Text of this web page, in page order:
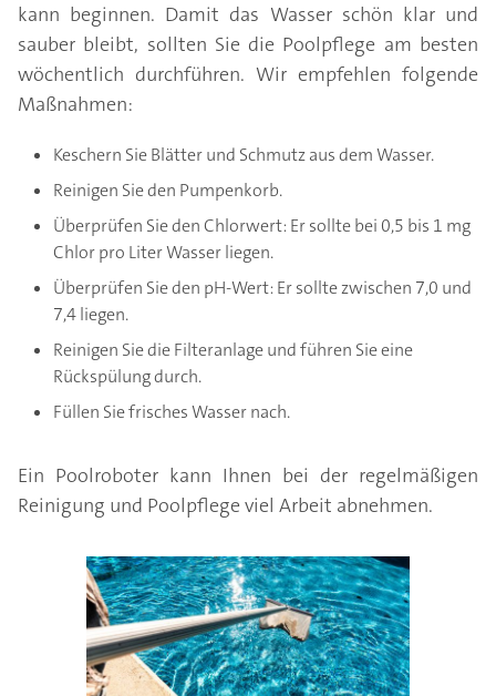
kann beginnen. Damit das Wasser schön klar und
sauber bleibt, sollten Sie die Poolpflege am besten
wöchentlich durchführen. Wir empfehlen folgende
Maßnahmen:
Keschern Sie Blätter und Schmutz aus dem Wasser.
Reinigen Sie den Pumpenkorb.
Überprüfen Sie den Chlorwert: Er sollte bei 0,5 bis 1 mg
Chlor pro Liter Wasser liegen.
Überprüfen Sie den pH-Wert: Er sollte zwischen 7,0 und
7,4 liegen.
Reinigen Sie die Filteranlage und führen Sie eine
Rückspülung durch.
Füllen Sie frisches Wasser nach.
Ein Poolroboter kann Ihnen bei der regelmäßigen
Reinigung und Poolpflege viel Arbeit abnehmen.